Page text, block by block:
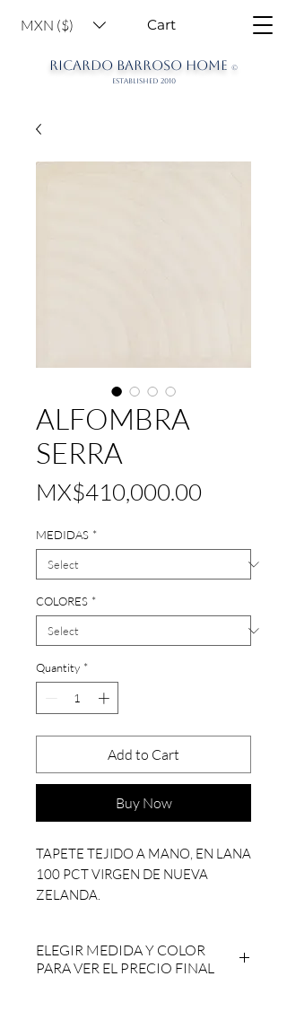
MXN ($)
RICARDO BARROSO HOME ©
ESTABLISHED 2010
Cart
ALFOMBRA
SERRA
MX$410,000.00Price
MEDIDAS *
COLORES *
Quantity *
Add to Cart
Buy Now
TAPETE TEJIDO A MANO, EN LANA
100 PCT VIRGEN DE NUEVA
ZELANDA.
(TAMAÑOS ESPECIALES A LA
MEDIDA DISPONIBLES
ELEGIR MEDIDA Y COLOR
PARA VER EL PRECIO FINAL